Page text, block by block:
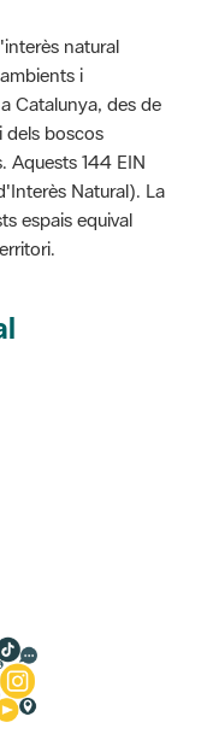
natural
i
Catalunya, des de
dels boscos
Aquests 144 EIN
Natural). La
espais equival
valoracions és de 0